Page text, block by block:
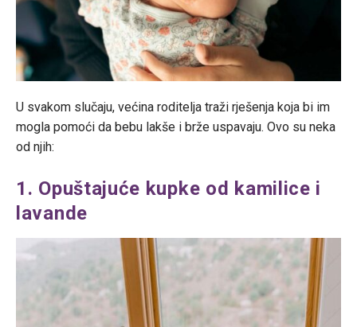
U svakom slučaju, većina roditelja traži rješenja koja bi im
mogla pomoći da bebu lakše i brže uspavaju. Ovo su neka
od njih:
1. Opuštajuće kupke od kamilice i
lavande